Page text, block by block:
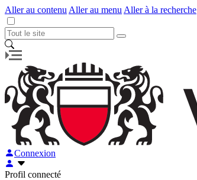
Aller au contenu Aller au menu Aller à la recherche
Connexion
Profil connecté